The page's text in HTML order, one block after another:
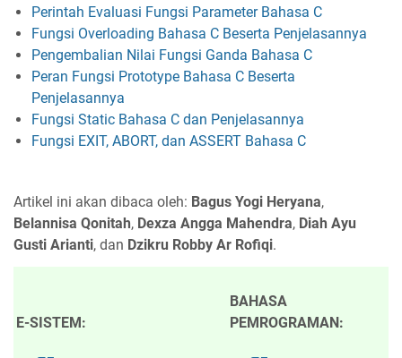
Perintah Evaluasi Fungsi Parameter Bahasa C
Fungsi Overloading Bahasa C Beserta Penjelasannya
Pengembalian Nilai Fungsi Ganda Bahasa C
Peran Fungsi Prototype Bahasa C Beserta
Penjelasannya
Fungsi Static Bahasa C dan Penjelasannya
Fungsi EXIT, ABORT, dan ASSERT Bahasa C
Artikel ini akan dibaca oleh: Bagus Yogi Heryana,
Belannisa Qonitah, Dexza Angga Mahendra, Diah Ayu
Gusti Arianti, dan Dzikru Robby Ar Rofiqi.
E-SISTEM:
BAHASA
PEMROGRAMAN: